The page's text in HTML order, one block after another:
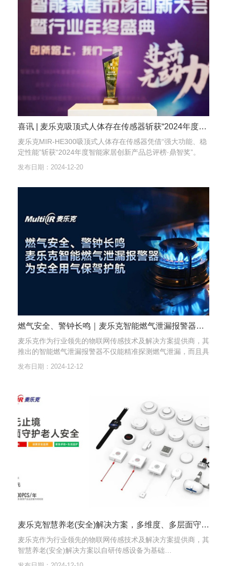
喜讯 | 麦乐克吸顶式人体存在传感器斩获“2024年度智能家居创新产品总评榜·鼎智奖”
麦乐克MIR-HE300吸顶式人体存在传感器凭借“强大功能、稳
定性能”斩获“2024年度智能家居创新产品总评榜·鼎智奖”。
发布日期：2024-12-20
燃气安全、警钟长鸣｜麦乐克智能燃气泄漏报警器为安全用气保驾护航
麦乐克作为行业领先的物联网传感技术及解决方案提供商，其
推出的智能燃气泄漏报警器不仅能精准探测燃气泄漏，而且具
备智能联动功能。
发布日期：2024-12-12
麦乐克智慧养老(安全)解决方案，多维度、多层面守护老人安全
麦乐克作为行业领先的物联网传感技术及解决方案提供商，其
智慧养老(安全)解决方案以自研传感设备为基础…